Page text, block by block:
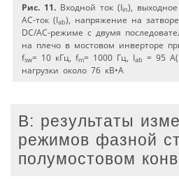
Рис. 11. Входной ток (Iin),
AC-ток (Iab), напряжение на
DC/AC-режиме с двумя
на плечо в мостовом инверторе
fsw= 10 кГц, fm= 1000 Гц, Iab = 95
нагрузки около 76 кВ•А
B: результаты
режимов фазной
полумостовом